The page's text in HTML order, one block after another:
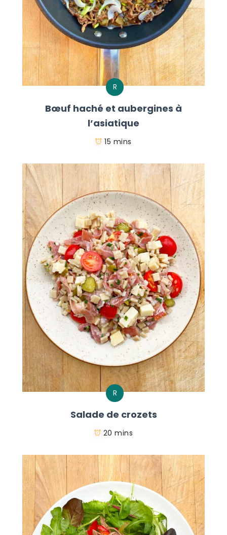
R
Bœuf haché et aubergines à
l’asiatique
15 mins
R
Salade de crozets
20 mins